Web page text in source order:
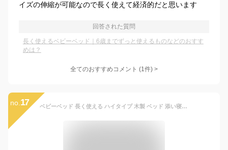
イズの伸縮が可能なので長く使えて経済的だと思います
回答された質問
長く使えるベビーベッド｜6歳までずっと使えるものなどのおすす
めは？
全てのおすすめコメント (1件) >
no. 17 ベビーベッド 長く使える ハイタイプ 木製 ベッド 添い寝 高さ調節 コンパクト 天然木 おしゃれ コンパクト サークル ベビーサークル すのこ シンプル 北欧 ナチュラル ホワイト | 公式ストア HOPPL ホップル ベベッド べベッドベビー